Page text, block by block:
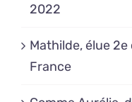
2022
Mathilde, élue
France